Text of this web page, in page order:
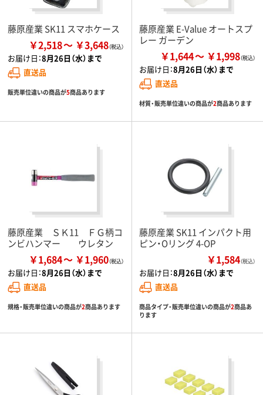
藤原産業 SK11 スマホケース
￥2,518 ￥3,648
お届け日：8月26日（水）まで
直送品
販売単位違いの商品が5商品あります
藤原産業 E-Value オートスプ
レー ガーデン
￥1,644 ￥1,998
お届け日：8月26日（水）まで
直送品
材質・販売単位違いの商品が2商品あります
藤原産業 ＳＫ11 ＦＧ柄コ
ンビハンマー ウレタン
￥1,684 ￥1,960
お届け日：8月26日（水）まで
直送品
規格・販売単位違いの商品が2商品あります
藤原産業 SK11 インパクト用
ピン・Oリング 4-OP
￥1,584（税込）
お届け日：8月26日（水）まで
直送品
商品タイプ・販売単位違いの商品が2商品あ
ります